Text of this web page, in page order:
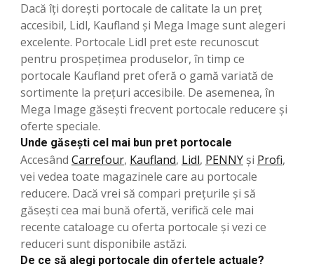
Dacă îți dorești portocale de calitate la un preț
accesibil, Lidl, Kaufland și Mega Image sunt alegeri
excelente. Portocale Lidl pret este recunoscut
pentru prospețimea produselor, în timp ce
portocale Kaufland pret oferă o gamă variată de
sortimente la prețuri accesibile. De asemenea, în
Mega Image găsești frecvent portocale reducere și
oferte speciale.
Unde găsești cel mai bun pret portocale
Accesând Carrefour, Kaufland, Lidl, PENNY şi Profi,
vei vedea toate magazinele care au portocale
reducere. Dacă vrei să compari prețurile și să
găsești cea mai bună ofertă, verifică cele mai
recente cataloage cu oferta portocale și vezi ce
reduceri sunt disponibile astăzi.
De ce să alegi portocale din ofertele actuale?